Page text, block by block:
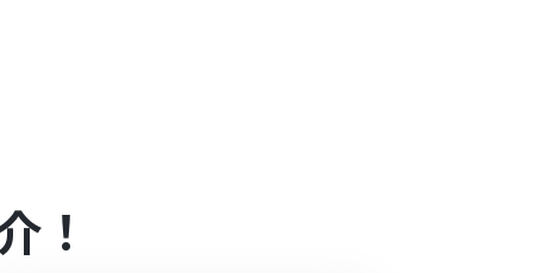
定しているフローボットのオペレーションは
リや機能（オペレーション）を使用すること
！